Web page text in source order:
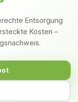
Entsorgung
Kosten –